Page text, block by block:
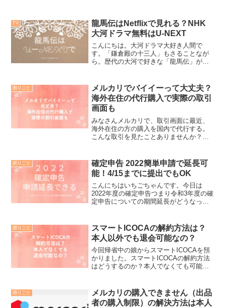
TV
龍馬伝はNetflixで見れる？NHK
大河ドラマ無料はU-NEXT
こんにちは。大河ドラマ大好き人間で
す。「鎌倉殿の十三人」もさることなが
ら。歴代の大河で好きな「龍馬伝」が
は見れませんでした。では、どこで1話か
ら全て見れる...
困りごと
メルカリでバイイーって大丈夫？
海外在住の代行購入で実際の取引
画面も
みなさんメルカリで、取引画面に最近、
海外在住の方の購入を国内で代行する。
こんな取引を見たことありませんか？
ょうか？私もその一人で、buyee(バイイ
ー）って初めて...
困りごと
確定申告 2022簡単申請で延長可
能！4/15までに提出でもOK
こんにちはいちごちゃんです。今日は
2022年度の確定申告つまり令和3年度の確
定申告についての期間延長がどうなって
わかりにくい説明（笑）を読んで簡単に
解説したいと思います...
困りごと
スマートICOCAの解約方法は？
本人以外でも退会可能なの？
今回帰省中の娘からスマートICOCAを預
かりました。スマートICOCAの解約方法
はどうするのか？本人でなくても可能
「スマートICOCAを解約してデポジット
（500円）あ...
困りごと
メルカリの購入できません（出品
者の購入制限）の解決方法は本人